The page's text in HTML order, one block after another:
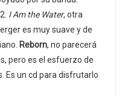
I Am the Water, otra
es muy suave y de
Reborn, no parecerá
pero es el esfuerzo de
Es un cd para disfrutarlo